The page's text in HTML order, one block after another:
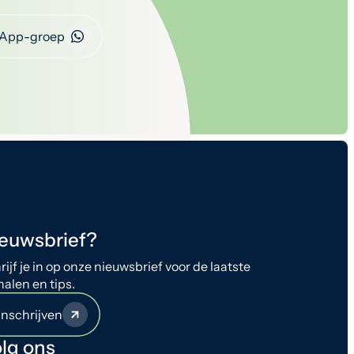
groep
je in op onze nieuwsbrief voor de laatste
en tips.
ons